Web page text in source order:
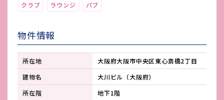
クラブ ラウンジ パブ
物件情報
所在地
大阪府大阪市中央区東心斎橋2丁目
建物名
大川ビル（大阪府）
所在階
地下1階